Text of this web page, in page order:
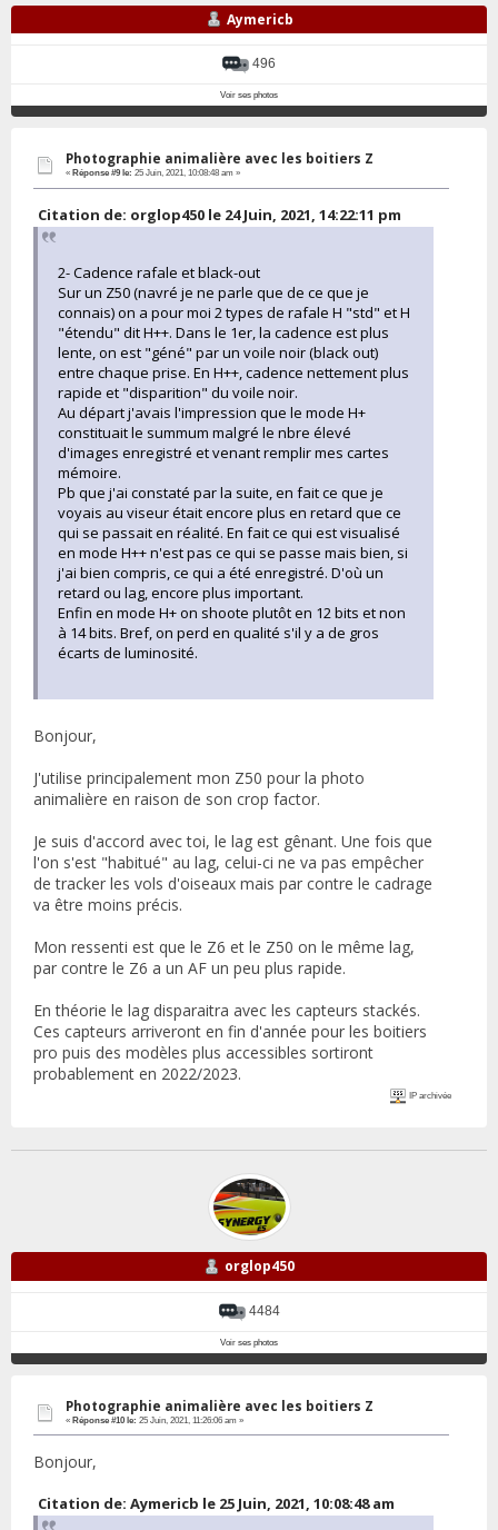
Aymericb
496
Voir ses photos
Photographie animalière avec les boitiers Z
« Réponse #9 le: 25 Juin, 2021, 10:08:48 am »
Citation de: orglop450 le 24 Juin, 2021, 14:22:11 pm
2- Cadence rafale et black-out
Sur un Z50 (navré je ne parle que de ce que je
connais) on a pour moi 2 types de rafale H "std" et H
"étendu" dit H++. Dans le 1er, la cadence est plus
lente, on est "géné" par un voile noir (black out)
entre chaque prise. En H++, cadence nettement plus
rapide et "disparition" du voile noir.
Au départ j'avais l'impression que le mode H+
constituait le summum malgré le nbre élevé
d'images enregistré et venant remplir mes cartes
mémoire.
Pb que j'ai constaté par la suite, en fait ce que je
voyais au viseur était encore plus en retard que ce
qui se passait en réalité. En fait ce qui est visualisé
en mode H++ n'est pas ce qui se passe mais bien, si
j'ai bien compris, ce qui a été enregistré. D'où un
retard ou lag, encore plus important.
Enfin en mode H+ on shoote plutôt en 12 bits et non
à 14 bits. Bref, on perd en qualité s'il y a de gros
écarts de luminosité.
Bonjour,
J'utilise principalement mon Z50 pour la photo
animalière en raison de son crop factor.
Je suis d'accord avec toi, le lag est gênant. Une fois que
l'on s'est "habitué" au lag, celui-ci ne va pas empêcher
de tracker les vols d'oiseaux mais par contre le cadrage
va être moins précis.
Mon ressenti est que le Z6 et le Z50 on le même lag,
par contre le Z6 a un AF un peu plus rapide.
En théorie le lag disparaitra avec les capteurs stackés.
Ces capteurs arriveront en fin d'année pour les boitiers
pro puis des modèles plus accessibles sortiront
probablement en 2022/2023.
IP archivée
orglop450
4484
Voir ses photos
Photographie animalière avec les boitiers Z
« Réponse #10 le: 25 Juin, 2021, 11:26:06 am »
Bonjour,
Citation de: Aymericb le 25 Juin, 2021, 10:08:48 am